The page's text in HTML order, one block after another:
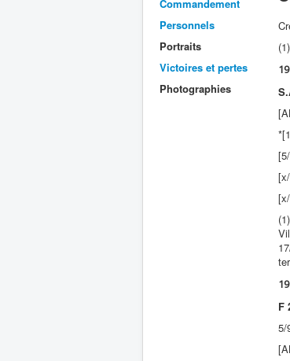
Commandement
Personnels
Portraits
Victoires et pertes
Photographies
F
5/